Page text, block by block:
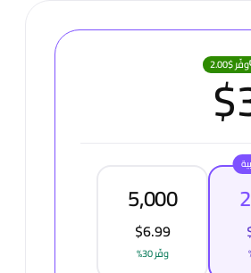
وفّر$2.00
$
5,000
$6.99
وفّر 30%